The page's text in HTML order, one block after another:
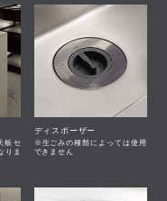
板セ
りま
ディスポーザー
※生ごみの種類によっては使用
できません